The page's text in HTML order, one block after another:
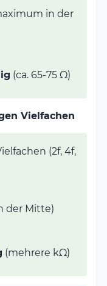
in der
(ca. 65-75 Ω)
Vielfachen
(2f, 4f,
der Mitte)
(mehrere kΩ)